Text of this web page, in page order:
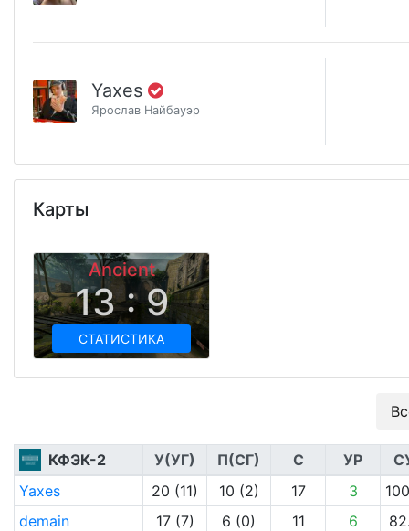
Yaxes
Ярослав Найбауэр
Карты
Ancient
13 : 9
СТАТИСТИКА
КФЭК-2 У(УГ) П(СГ) С УР
Yaxes
20 (11) 10 (2) 17 3
demain
17 (7) 6 (0) 11 6